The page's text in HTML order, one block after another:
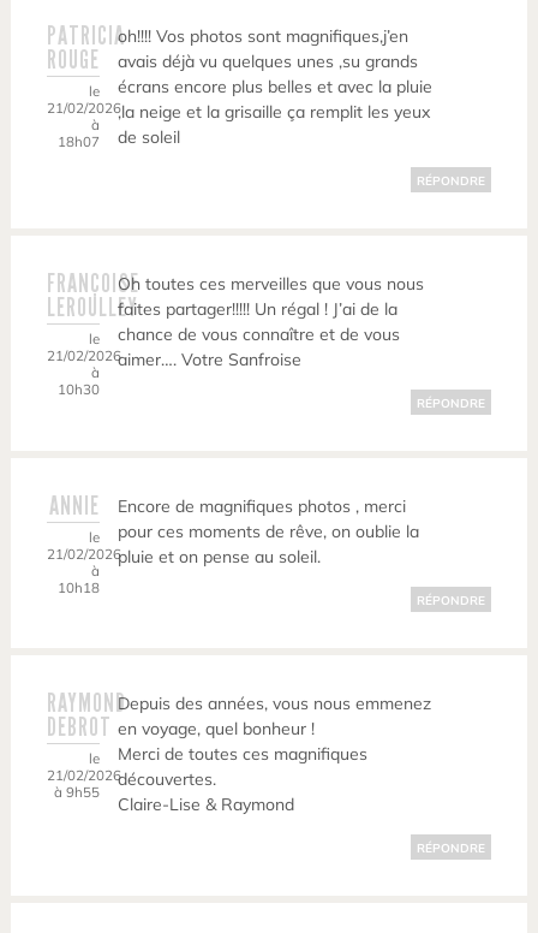
PATRICIA
ROUGE
le
21/02/2026
à
18h07
oh!!!! Vos photos sont magnifiques,j’en
avais déjà vu quelques unes ,su grands
écrans encore plus belles et avec la pluie
,la neige et la grisaille ça remplit les yeux
de soleil
RÉPONDRE
FRANÇOISE
LEROULLEY
le
21/02/2026
à
10h30
Oh toutes ces merveilles que vous nous
faites partager!!!!! Un régal ! J’ai de la
chance de vous connaître et de vous
aimer…. Votre Sanfroise
RÉPONDRE
ANNIE
le
21/02/2026
à
10h18
Encore de magnifiques photos , merci
pour ces moments de rêve, on oublie la
pluie et on pense au soleil.
RÉPONDRE
RAYMOND
DEBROT
le
21/02/2026
à 9h55
Depuis des années, vous nous emmenez
en voyage, quel bonheur !
Merci de toutes ces magnifiques
découvertes.
Claire-Lise & Raymond
RÉPONDRE